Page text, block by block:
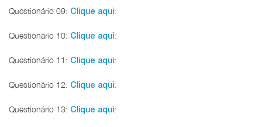
Questionário 09: Clique aqui:
Questionário 10: Clique aqui:
Questionário 11: Clique aqui:
Questionário 12: Clique aqui:
Questionário 13: Clique aqui: